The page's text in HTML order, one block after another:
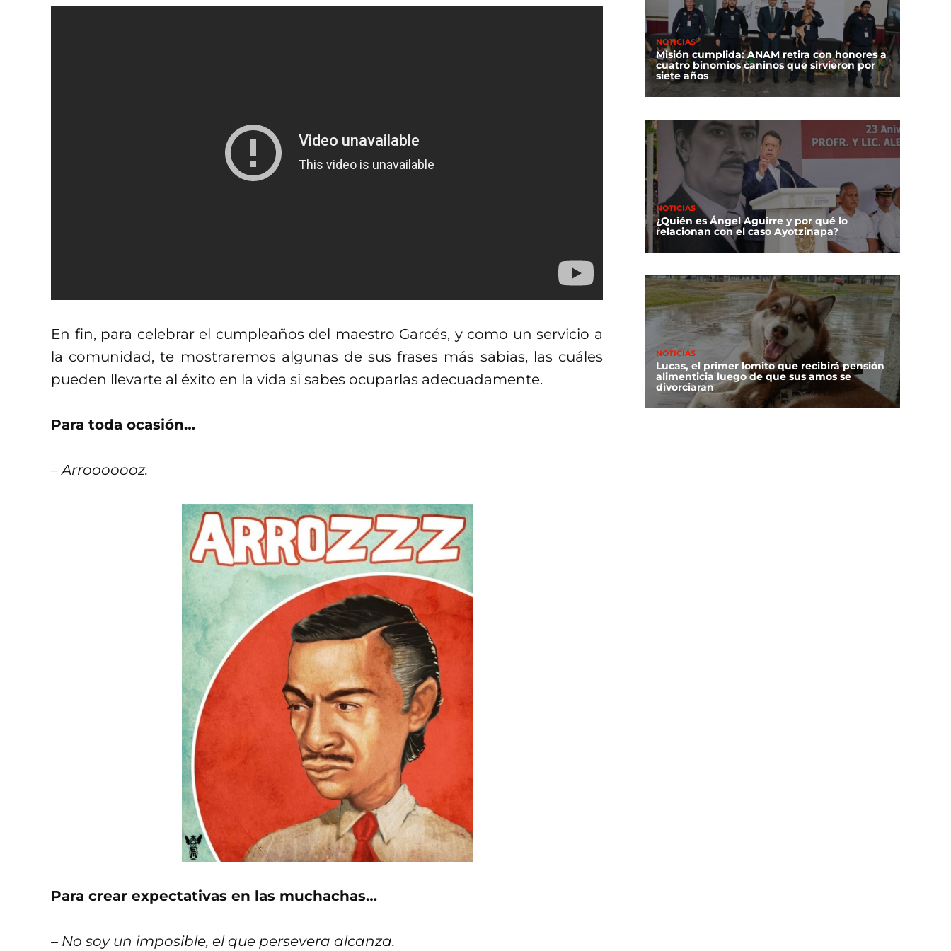
En fin, para celebrar el cumpleaños del maestro Garcés, y como un servicio a
la comunidad, te mostraremos algunas de sus frases más sabias, las cuáles
pueden llevarte al éxito en la vida si sabes ocuparlas adecuadamente.
Para toda ocasión…
– Arrooooooz.
Para crear expectativas en las muchachas…
– No soy un imposible, el que persevera alcanza.
NOTICIAS
Misión cumplida: ANAM retira con honores a
cuatro binomios caninos que sirvieron por
siete años
NOTICIAS
¿Quién es Ángel Aguirre y por qué lo
relacionan con el caso Ayotzinapa?
NOTICIAS
Lucas, el primer lomito que recibirá pensión
alimenticia luego de que sus amos se
divorciaran